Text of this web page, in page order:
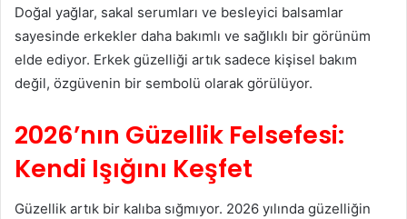
Doğal yağlar, sakal serumları ve besleyici balsamlar
sayesinde erkekler daha bakımlı ve sağlıklı bir görünüm
elde ediyor. Erkek güzelliği artık sadece kişisel bakım
değil, özgüvenin bir sembolü olarak görülüyor.
2026’nın Güzellik Felsefesi:
Kendi Işığını Keşfet
Güzellik artık bir kalıba sığmıyor. 2026 yılında güzelliğin